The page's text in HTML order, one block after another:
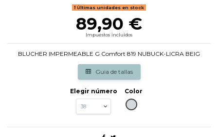
Últimas unidades en stock
89,90 €
Impuestos incluidos
BLUCHER IMPERMEABLE G Comfort 819 NUBUCK-LICRA BEIG
Guia de tallas
Elegir número
Color
GRIS